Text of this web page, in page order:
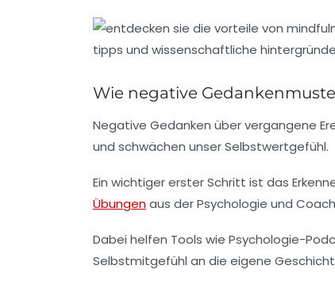
Wie negative
Negative Gedanken über vergangene
und schwächen unser Selbstwertgefühl.
Ein wichtiger erster Schritt ist das
Übungenaus der Psychologie und
Dabei helfen Tools wie Psychologie-
Selbstmitgefühl an die eigene